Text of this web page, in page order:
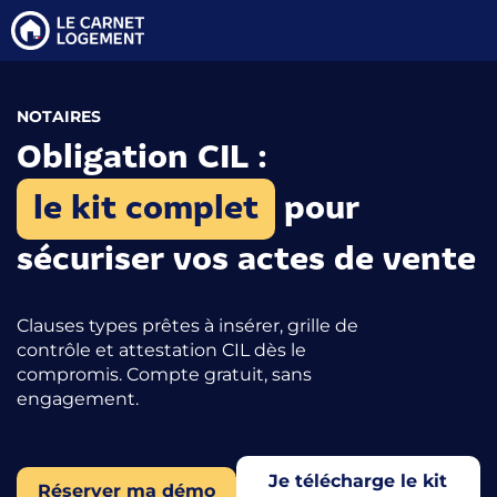
NOTAIRES
Obligation CIL :
le kit complet pour
sécuriser vos actes de vente
Clauses types prêtes à insérer, grille de
contrôle et attestation CIL dès le
compromis. Compte gratuit, sans
engagement.
Réserver ma démo
Je télécharge le kit